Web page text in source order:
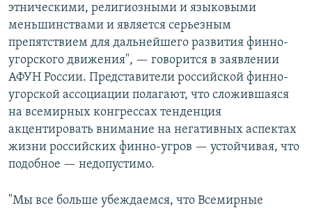
этническими, религиозными и языковыми
меньшинствами и является серьезным
препятствием для дальнейшего развития финно-
угорского движения", — говорится в заявлении
АФУН России. Представители российской финно-
угорской ассоциации полагают, что сложившаяся
на всемирных конгрессах тенденция
акцентировать внимание на негативных аспектах
жизни российских финно-угров — устойчивая, что
подобное — недопустимо.
"Мы все больше убеждаемся, что Всемирные